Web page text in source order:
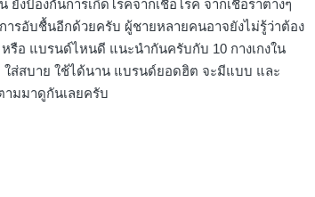
ยังป้องกันการเกิดโรคจากเชื้อโรค จากเชื้อราต่างๆ
ารอับชื้นอีกด้วยครับ ผู้ชายหลายคนอาจยังไม่รู้ว่าต้อง
หรือ แบรนด์ไหนดี แนะนำกันครับกับ 10 กางเกงใน
ส่สบาย ใช้ได้นาน แบรนด์ยอดฮิต จะมีแบบ และ
มมาดูกันเลยครับ